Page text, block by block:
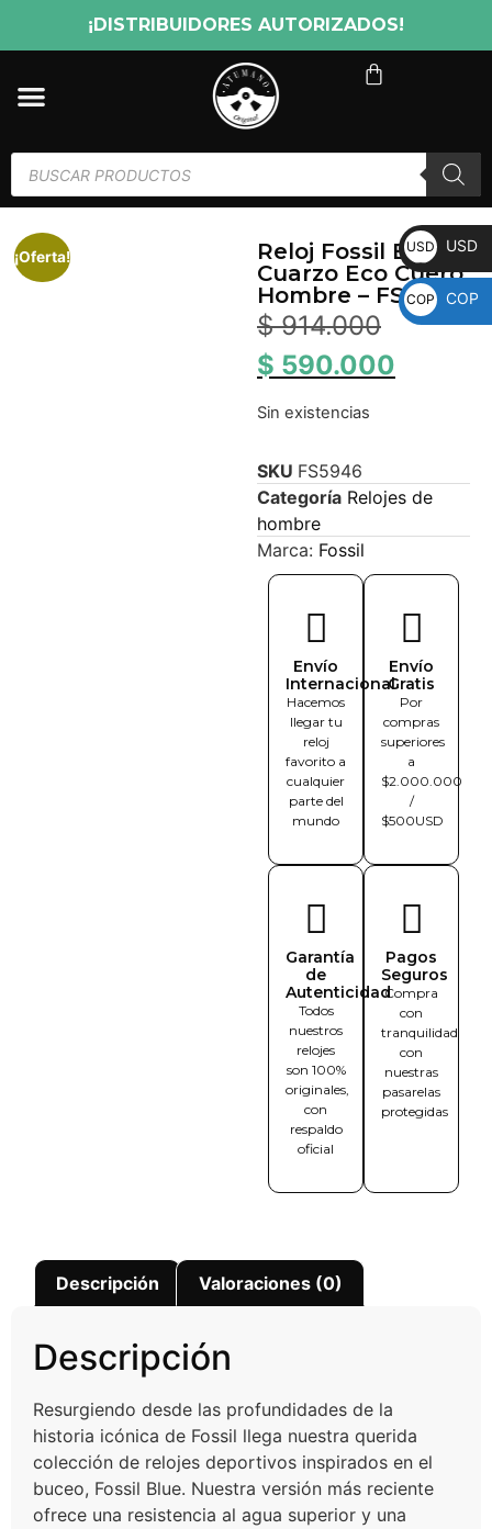
¡DISTRIBUIDORES AUTORIZADOS!
¡Oferta!
Reloj Fossil Blue
Cuarzo Eco Cuero
Hombre – FS5946
$914.000
$ 590.000
Sin existencias
SKU FS5946
Categoría Relojes de
hombre
Marca: Fossil
Envío
Internacional
Hacemos
llegar tu
reloj
favorito a
cualquier
parte del
mundo
Envío
Gratis
Por
compras
superiores
a
$2.000.000
/
$500USD
Garantía
de
Autenticidad
Todos
nuestros
relojes
son 100%
originales,
con
respaldo
oficial
Pagos
Seguros
Compra
con
tranquilidad
con
nuestras
pasarelas
protegidas
Descripción Valoraciones (0)
Descripción
Resurgiendo desde las profundidades de la
historia icónica de Fossil llega nuestra querida
colección de relojes deportivos inspirados en el
buceo, Fossil Blue. Nuestra versión más reciente
ofrece una resistencia al agua superior y una
USD USD
COP COP